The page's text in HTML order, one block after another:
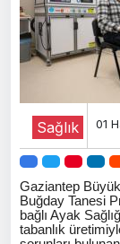
Sağlık 01
Gaziantep
Buğday Tanesi
bağlı Ayak
tabanlık